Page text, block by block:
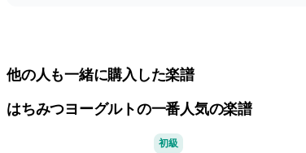
他の人も一緒に購入した楽譜
はちみつヨーグルトの一番人気の楽譜
初級